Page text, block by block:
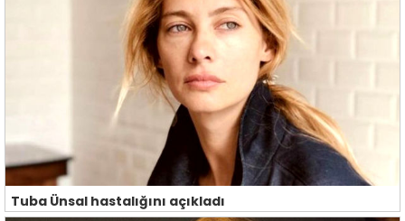
Tuba Ünsal hastalığını açıkladı